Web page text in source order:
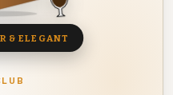
& ELEGANT